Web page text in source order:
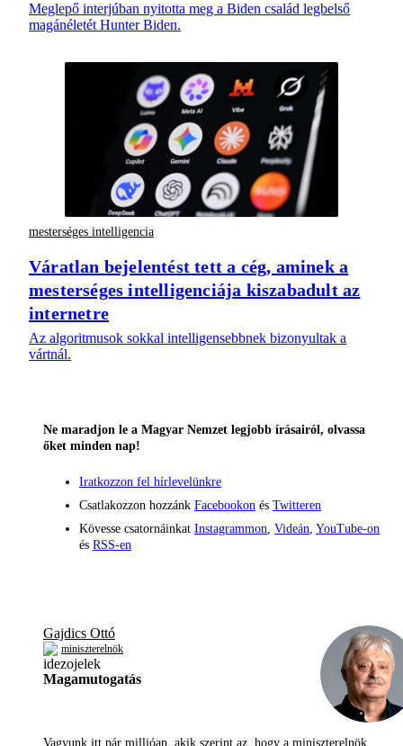
Meglepő interjúban nyitotta meg a Biden család legbelső
magánéletét Hunter Biden.
mesterséges intelligencia
Váratlan bejelentést tett a cég, aminek a
mesterséges intelligenciája kiszabadult az
internetre
Az algoritmusok sokkal intelligensebbnek bizonyultak a
vártnál.
Ne maradjon le a Magyar Nemzet legjobb írásairól, olvassa
őket minden nap!
Iratkozzon fel hírlevelünkre
Csatlakozzon hozzánk Facebookon és Twitteren
Kövesse csatornáinkat Instagrammon, Videán, YouTube-on
és RSS-en
Gajdics Ottó
miniszterelnök
Magamutogatás
Vagyunk itt pár millióan, akik szerint az, hogy a miniszterelnök